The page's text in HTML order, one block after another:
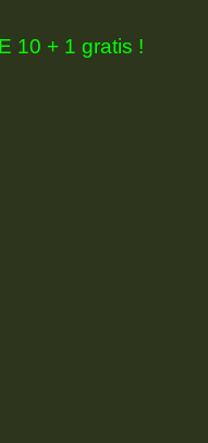
10 + 1 gratis !